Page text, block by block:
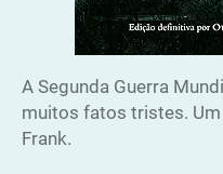
A Segunda Guerra
muitos fatos tristes.
Frank.